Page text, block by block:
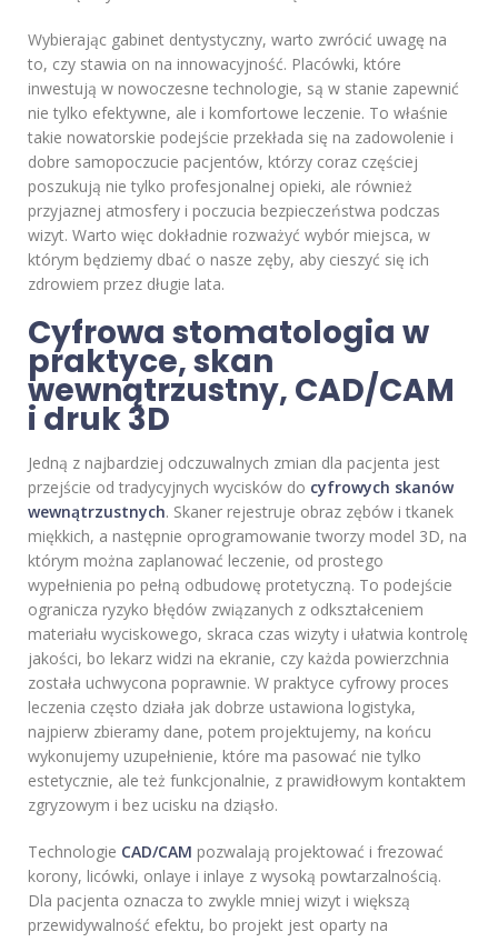
Wybierając gabinet dentystyczny, warto zwrócić uwagę na
to, czy stawia on na innowacyjność. Placówki, które
inwestują w nowoczesne technologie, są w stanie zapewnić
nie tylko efektywne, ale i komfortowe leczenie. To właśnie
takie nowatorskie podejście przekłada się na zadowolenie i
dobre samopoczucie pacjentów, którzy coraz częściej
poszukują nie tylko profesjonalnej opieki, ale również
przyjaznej atmosfery i poczucia bezpieczeństwa podczas
wizyt. Warto więc dokładnie rozważyć wybór miejsca, w
którym będziemy dbać o nasze zęby, aby cieszyć się ich
zdrowiem przez długie lata.
Cyfrowa stomatologia w
praktyce, skan
wewnątrzustny, CAD/CAM
i druk 3D
Jedną z najbardziej odczuwalnych zmian dla pacjenta jest
przejście od tradycyjnych wycisków do cyfrowych skanów
wewnątrzustnych. Skaner rejestruje obraz zębów i tkanek
miękkich, a następnie oprogramowanie tworzy model 3D, na
którym można zaplanować leczenie, od prostego
wypełnienia po pełną odbudowę protetyczną. To podejście
ogranicza ryzyko błędów związanych z odkształceniem
materiału wyciskowego, skraca czas wizyty i ułatwia kontrolę
jakości, bo lekarz widzi na ekranie, czy każda powierzchnia
została uchwycona poprawnie. W praktyce cyfrowy proces
leczenia często działa jak dobrze ustawiona logistyka,
najpierw zbieramy dane, potem projektujemy, na końcu
wykonujemy uzupełnienie, które ma pasować nie tylko
estetycznie, ale też funkcjonalnie, z prawidłowym kontaktem
zgryzowym i bez ucisku na dziąsło.
Technologie CAD/CAM pozwalają projektować i frezować
korony, licówki, onlaye i inlaye z wysoką powtarzalnością.
Dla pacjenta oznacza to zwykle mniej wizyt i większą
przewidywalność efektu, bo projekt jest oparty na